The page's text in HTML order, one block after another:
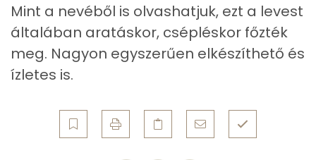
Zsír
Összesen
56.4 g
Telített zsírsav
Egyszeresen telítetlen zsírsav:
11 g
Mint a nevéből is olvashatjuk, ezt a levest
általában aratáskor, csépléskor főzték
meg. Nagyon egyszerűen elkészíthető és
ízletes is.